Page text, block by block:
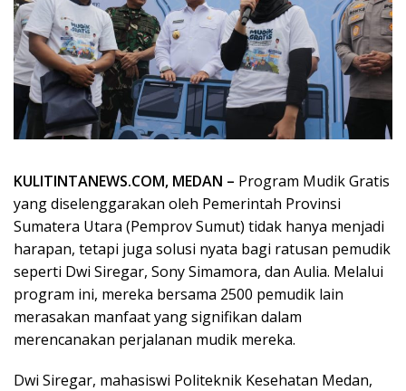
KULITINTANEWS.COM, MEDAN – Program Mudik Gratis
yang diselenggarakan oleh Pemerintah Provinsi
Sumatera Utara (Pemprov Sumut) tidak hanya menjadi
harapan, tetapi juga solusi nyata bagi ratusan pemudik
seperti Dwi Siregar, Sony Simamora, dan Aulia. Melalui
program ini, mereka bersama 2500 pemudik lain
merasakan manfaat yang signifikan dalam
merencanakan perjalanan mudik mereka.
Dwi Siregar, mahasiswi Politeknik Kesehatan Medan,